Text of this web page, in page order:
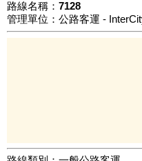
路線名稱： 7128
管理單位：公路客運 -